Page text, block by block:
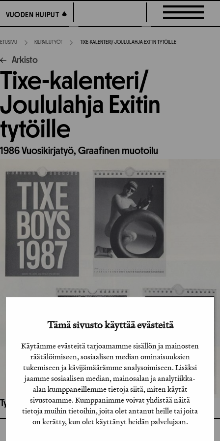
Tämä sivusto käyttää evästeitä
Käytämme evästeitä tarjoamamme sisällön ja mainosten
räätälöimiseen, sosiaalisen median ominaisuuksien
tukemiseen ja kävijämäärämme analysoimiseen. Lisäksi
jaamme sosiaalisen median, mainosalan ja analytiikka-
alan kumppaneillemme tietoja siitä, miten käytät
sivustoamme. Kumppanimme voivat yhdistää näitä
tietoja muihin tietoihin, joita olet antanut heille tai joita
on kerätty, kun olet käyttänyt heidän palvelujaan.
suoraan
sisältöön
VUODEN HUIPUT
VUODEN HUIPUT
ETUSIVU KILPAILUTYÖT TIXE-KALENTERI/ JOULULAHJA EXITIN TYTÖILLE
Arkisto
Tixe-kalenteri/
Joululahja Exitin
tytöille
1986Vuosikirjatyö, Graafinen muotoilu
Työhön osallistuneet henkilöt / tahot: